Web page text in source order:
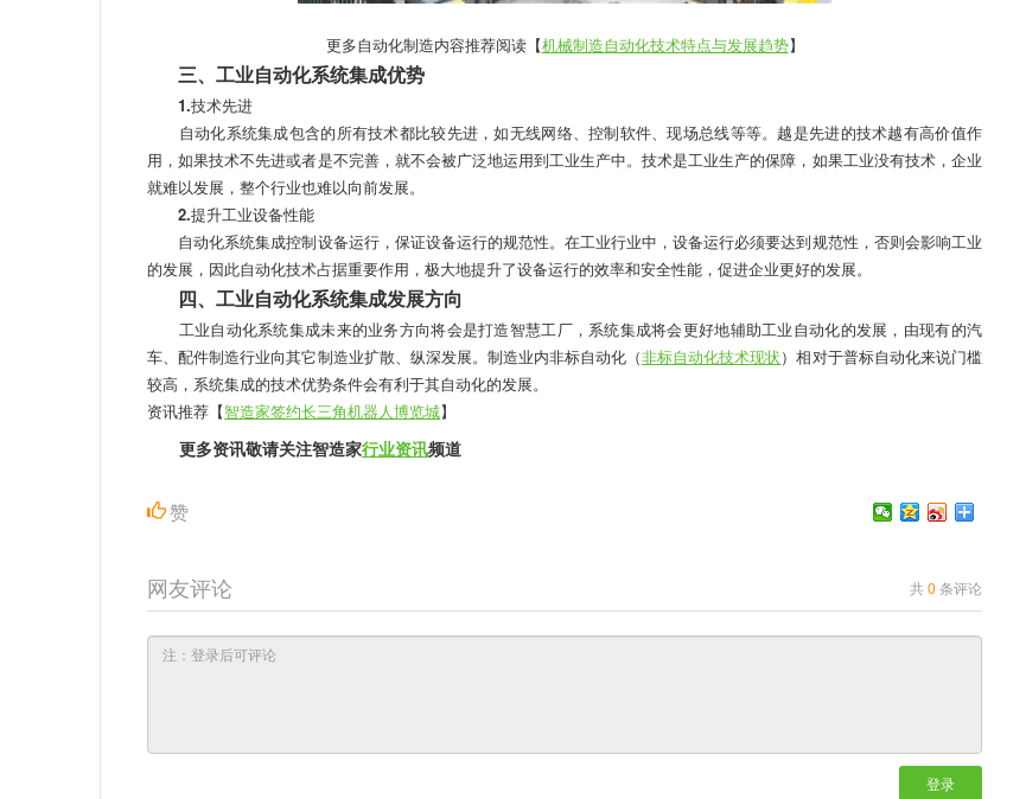
更多自动化制造内容推荐阅读【机械制造自动化技术特点与发展趋势】
三、工业自动化系统集成优势
1.技术先进
自动化系统集成包含的所有技术都比较先进，如无线网络、控制软件、现场总线等等。越是先进的技术越有高价值作
用，如果技术不先进或者是不完善，就不会被广泛地运用到工业生产中。技术是工业生产的保障，如果工业没有技术，企业
就难以发展，整个行业也难以向前发展。
2.提升工业设备性能
自动化系统集成控制设备运行，保证设备运行的规范性。在工业行业中，设备运行必须要达到规范性，否则会影响工业
的发展，因此自动化技术占据重要作用，极大地提升了设备运行的效率和安全性能，促进企业更好的发展。
四、工业自动化系统集成发展方向
工业自动化系统集成未来的业务方向将会是打造智慧工厂，系统集成将会更好地辅助工业自动化的发展，由现有的汽
车、配件制造行业向其它制造业扩散、纵深发展。制造业内非标自动化（非标自动化技术现状）相对于普标自动化来说门槛
较高，系统集成的技术优势条件会有利于其自动化的发展。
资讯推荐【智造家签约长三角机器人博览城】
更多资讯敬请关注智造家行业资讯频道
赞
网友评论 共0 条评论
登录